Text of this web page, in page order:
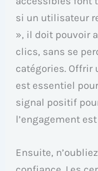
si un utilisateur
», il doit pouvoir
clics, sans se
catégories. Offrir
est essentiel
signal positif
l’engagement
Ensuite,